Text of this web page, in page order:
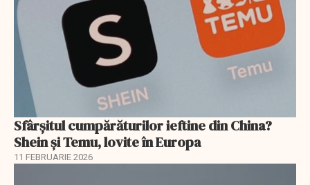
Sfârșitul cumpărăturilor ieftine din China?
Shein și Temu, lovite în Europa
11 FEBRUARIE 2026